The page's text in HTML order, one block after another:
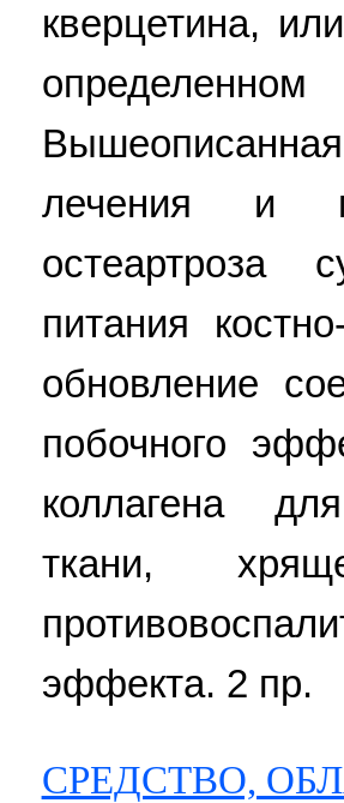
кверцетина,
лечения и
остеартроза
питания
обновление
побочного
коллагена
ткани,
эффекта. 2 пр.
СРЕДСТВО,